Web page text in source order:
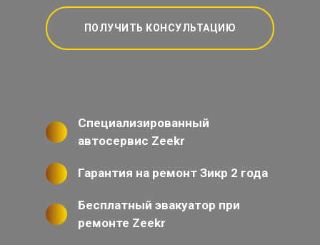
ПОЛУЧИТЬ КОНСУЛЬТАЦИЮ
Специализированный
автосервис Zeekr
Гарантия на ремонт Зикр 2 года
Бесплатный эвакуатор при
ремонте Zeekr